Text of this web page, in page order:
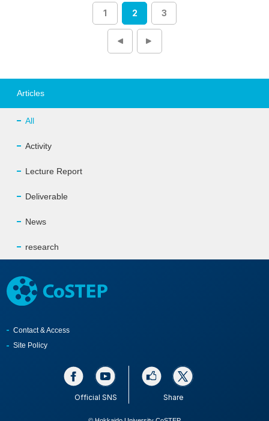
投
ビ
シ
1 2 3
Articles
All
Activity
Lecture Report
Deliverable
News
research
Contact & Access
Site Policy
Official SNS Share